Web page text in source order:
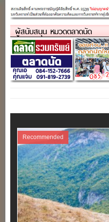
ผู้สนับสนุน หมวดตลาดนัด
Recommended